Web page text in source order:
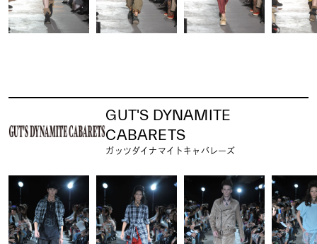
GUT'S DYNAMITE
CABARETS
ガッツダイナマイトキャバレーズ